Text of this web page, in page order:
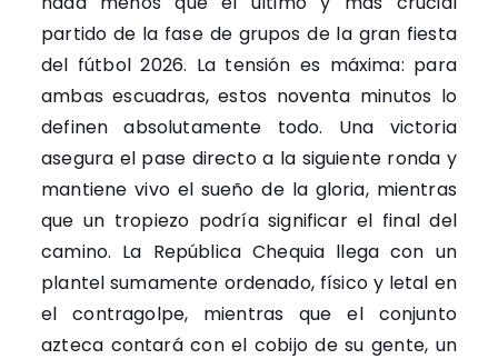
partido de la fase de grupos de la gran fiesta
del fútbol 2026. La tensión es máxima: para
ambas escuadras, estos noventa minutos lo
definen absolutamente todo. Una victoria
asegura el pase directo a la siguiente ronda y
mantiene vivo el sueño de la gloria, mientras
que un tropiezo podría significar el final del
camino. La República Chequia llega con un
plantel sumamente ordenado, físico y letal en
el contragolpe, mientras que el conjunto
azteca contará con el cobijo de su gente, un